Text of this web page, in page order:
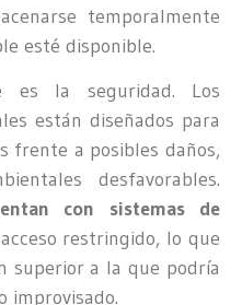
temporalmente
esté disponible.
es la seguridad. Los
están diseñados para
frente a posibles daños,
desfavorables.
con sistemas de
restringido, lo que
superior a la que podría
improvisado.